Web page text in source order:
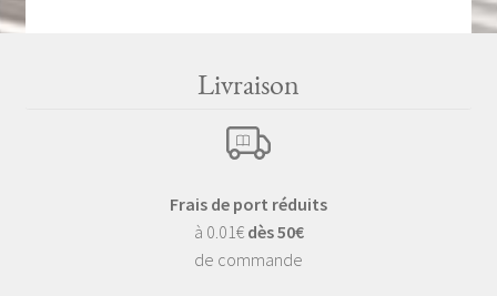
Livraison
Frais de port réduits
à 0.01€ dès 50€
de commande